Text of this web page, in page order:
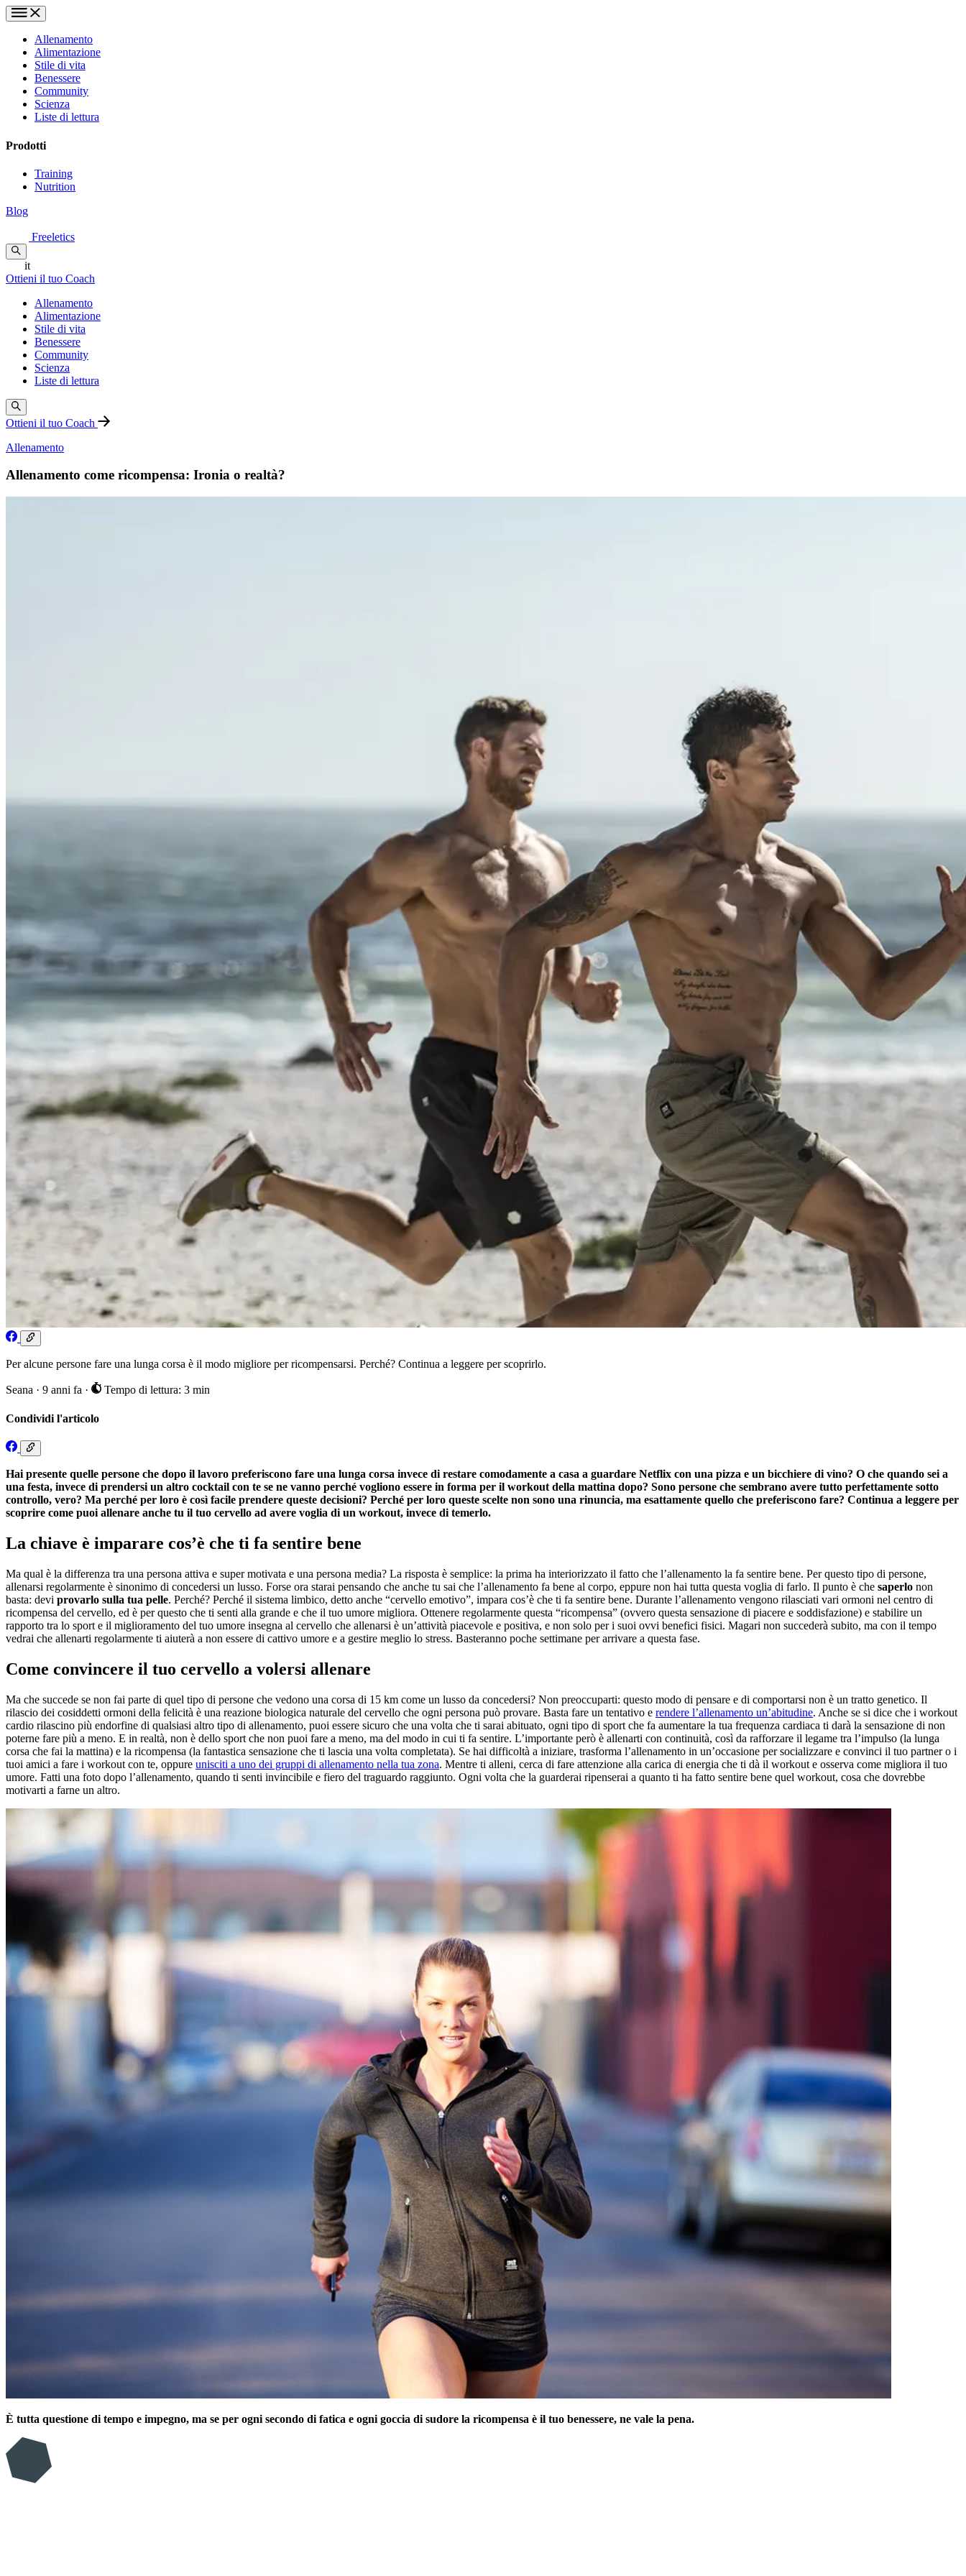
Allenamento
Alimentazione
Stile di vita
Benessere
Community
Scienza
Liste di lettura
Prodotti
Training
Nutrition
Blog
Freeletics
it
Ottieni il tuo Coach
Allenamento
Alimentazione
Stile di vita
Benessere
Community
Scienza
Liste di lettura
Ottieni il tuo Coach
Allenamento
Allenamento come ricompensa: Ironia o realtà?
Per alcune persone fare una lunga corsa è il modo migliore per ricompensarsi. Perché? Continua a leggere per scoprirlo.
Seana · 9 anni fa · Tempo di lettura: 3 min
Condividi l'articolo
Hai presente quelle persone che dopo il lavoro preferiscono fare una lunga corsa invece di restare comodamente a casa a guardare Netflix con una pizza e un bicchiere di vino? O che quando sei a
una festa, invece di prendersi un altro cocktail con te se ne vanno perché vogliono essere in forma per il workout della mattina dopo? Sono persone che sembrano avere tutto perfettamente sotto
controllo, vero? Ma perché per loro è così facile prendere queste decisioni? Perché per loro queste scelte non sono una rinuncia, ma esattamente quello che preferiscono fare? Continua a leggere per
scoprire come puoi allenare anche tu il tuo cervello ad avere voglia di un workout, invece di temerlo.
La chiave è imparare cos’è che ti fa sentire bene
Ma qual è la differenza tra una persona attiva e super motivata e una persona media? La risposta è semplice: la prima ha interiorizzato il fatto che l’allenamento la fa sentire bene. Per questo tipo di persone,
allenarsi regolarmente è sinonimo di concedersi un lusso. Forse ora starai pensando che anche tu sai che l’allenamento fa bene al corpo, eppure non hai tutta questa voglia di farlo. Il punto è che saperlo non
basta: devi provarlo sulla tua pelle. Perché? Perché il sistema limbico, detto anche “cervello emotivo”, impara cos’è che ti fa sentire bene. Durante l’allenamento vengono rilasciati vari ormoni nel centro di
ricompensa del cervello, ed è per questo che ti senti alla grande e che il tuo umore migliora. Ottenere regolarmente questa “ricompensa” (ovvero questa sensazione di piacere e soddisfazione) e stabilire un
rapporto tra lo sport e il miglioramento del tuo umore insegna al cervello che allenarsi è un’attività piacevole e positiva, e non solo per i suoi ovvi benefici fisici. Magari non succederà subito, ma con il tempo
vedrai che allenarti regolarmente ti aiuterà a non essere di cattivo umore e a gestire meglio lo stress. Basteranno poche settimane per arrivare a questa fase.
Come convincere il tuo cervello a volersi allenare
Ma che succede se non fai parte di quel tipo di persone che vedono una corsa di 15 km come un lusso da concedersi? Non preoccuparti: questo modo di pensare e di comportarsi non è un tratto genetico. Il
rilascio dei cosiddetti ormoni della felicità è una reazione biologica naturale del cervello che ogni persona può provare. Basta fare un tentativo e rendere l’allenamento un’abitudine. Anche se si dice che i workout
cardio rilascino più endorfine di qualsiasi altro tipo di allenamento, puoi essere sicuro che una volta che ti sarai abituato, ogni tipo di sport che fa aumentare la tua frequenza cardiaca ti darà la sensazione di non
poterne fare più a meno. E in realtà, non è dello sport che non puoi fare a meno, ma del modo in cui ti fa sentire. L’importante però è allenarti con continuità, così da rafforzare il legame tra l’impulso (la lunga
corsa che fai la mattina) e la ricompensa (la fantastica sensazione che ti lascia una volta completata). Se hai difficoltà a iniziare, trasforma l’allenamento in un’occasione per socializzare e convinci il tuo partner o i
tuoi amici a fare i workout con te, oppure unisciti a uno dei gruppi di allenamento nella tua zona. Mentre ti alleni, cerca di fare attenzione alla carica di energia che ti dà il workout e osserva come migliora il tuo
umore. Fatti una foto dopo l’allenamento, quando ti senti invincibile e fiero del traguardo raggiunto. Ogni volta che la guarderai ripenserai a quanto ti ha fatto sentire bene quel workout, cosa che dovrebbe
motivarti a farne un altro.
È tutta questione di tempo e impegno, ma se per ogni secondo di fatica e ogni goccia di sudore la ricompensa è il tuo benessere, ne vale la pena.